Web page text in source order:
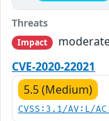
Threats
Impact
CVE-2020-22021
5.5 (Medium)
CVSS:3.1/AV:L/